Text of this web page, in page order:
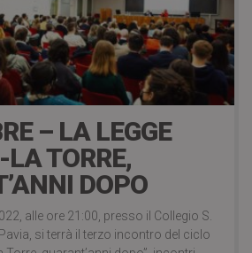
– LA LEGGE
TORRE,
DOPO
alle ore 21:00, presso il Collegio S.
si terrà il terzo incontro del ciclo